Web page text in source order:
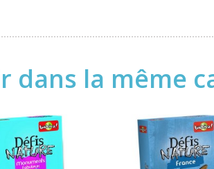
dans la même